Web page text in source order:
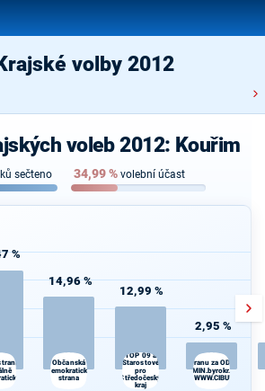
volby 2012
voleb 2012: Kouřim
sečteno 34,99% volební účast
%
14,96 %
Občanská
demokratická
strana
12,99 %
TOP 09 a
Starostové
pro
Středočeský
kraj
2,95 %
Volte Pravý Blok-stranu za
demokr. WWW.CIBULKA.NET